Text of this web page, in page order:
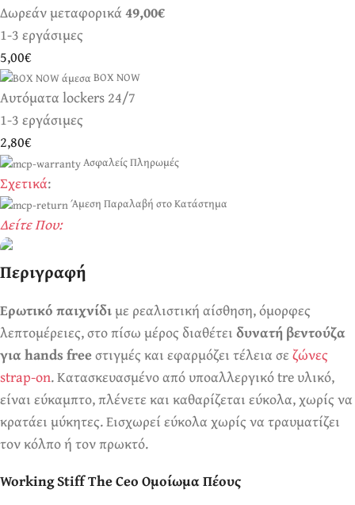
Δωρεάν μεταφορικά49,00€
1-3 εργάσιμες
5,00€
BOX NOW
Αυτόματα lockers 24/7
1-3 εργάσιμες
2,80€
Ασφαλείς Πληρωμές
Σχετικά:
Άμεση Παραλαβή στο Κατάστημα
Δείτε Που:
Πάντα! Black Friday!
Περιγραφή
Ερωτικό παιχνίδιμε ρεαλιστική αίσθηση, όμορφες
λεπτομέρειες, στο πίσω μέρος διαθέτειδυνατή βεντούζα
για hands freeστιγμές και εφαρμόζει τέλεια σεζώνες
strap-on. Κατασκευασμένο από υποαλλεργικό tre υλικό,
είναι εύκαμπτο, πλένετε και καθαρίζεται εύκολα, χωρίς να
κρατάει μύκητες. Εισχωρεί εύκολα χωρίς να τραυματίζει
τον κόλπο ή τον πρωκτό.
Working Stiff The Ceo Ομοίωμα Πέους